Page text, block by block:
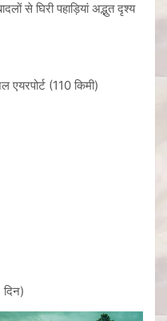
से घिरी पहाड़ियां अद्भुत दृश्य
एयरपोर्ट (110 किमी)